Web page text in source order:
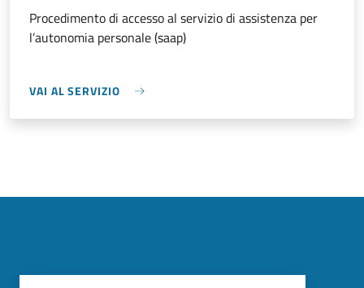
Procedimento di accesso al servizio di assistenza per
l’autonomia personale (saap)
VAI AL SERVIZIO